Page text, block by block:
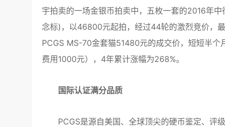
宇拍卖的一场金银币拍卖中，五枚一套的2016年
念标)，以46800元起拍，经过44轮的激烈竞价，
PCGS MS-70金套猫51480元的成交价，短短半
费用1000元），4年累计涨幅为268%。
国际认证满分品质
PCGS是源自美国、全球顶尖的硬币鉴定、评